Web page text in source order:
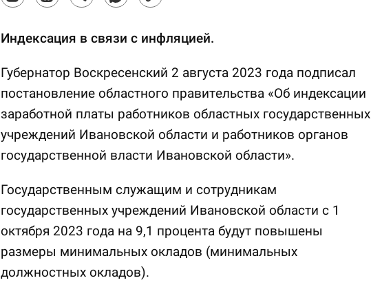
Индексация в связи с инфляцией.
Губернатор Воскресенский 2 августа 2023 года подписал
постановление областного правительства «Об индексации
заработной платы работников областных государственных
учреждений Ивановской области и работников органов
государственной власти Ивановской области».
Государственным служащим и сотрудникам
государственных учреждений Ивановской области с 1
октября 2023 года на 9,1 процента будут повышены
размеры минимальных окладов (минимальных
должностных окладов).